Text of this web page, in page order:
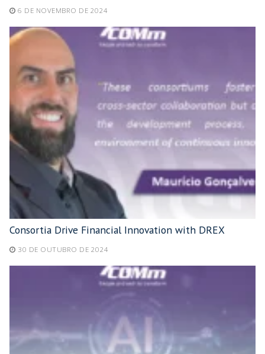
6 DE NOVEMBRO DE 2024
Consortia Drive Financial Innovation with DREX
30 DE OUTUBRO DE 2024